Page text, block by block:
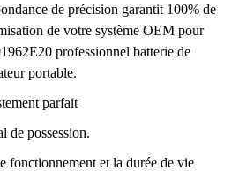
de précision garantit 100% de
de votre système OEM pour
professionnel batterie de
portable.
parfait
de possession.
fonctionnement et la durée de vie